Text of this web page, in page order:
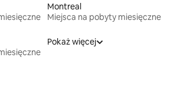
Montreal
Miejsca na pobyty miesięczne
Pokaż więcej